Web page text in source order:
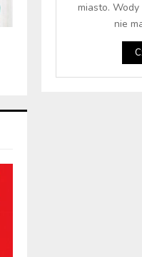
miasto. Wody
nie